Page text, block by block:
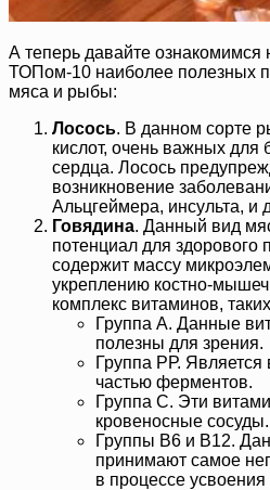
А теперь давайте ознакомимся
ТОПом-10 наиболее полезных
мяса и рыбы:
Лосось. В данном сорте
кислот, очень важных для
сердца. Лосось
возникновение
Альцгеймера, инсульта, и
Говядина. Данный вид
потенциал для здорового
содержит массу
укреплению костно-
комплекс витаминов,
Группа А. Данные
полезны для зрения.
Группа РР.
частью ферментов.
Группа С. Эти
кровеносные сосуды.
Группы В6 и В12.
принимают самое
в процессе усвоения